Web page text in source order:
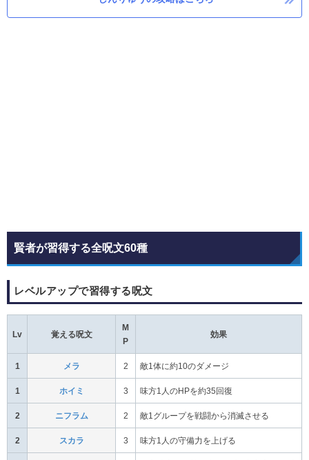
賢者が習得する全呪文60種
レベルアップで習得する呪文
Lv 覚える呪文
M
P
効果
1 メラ 2 敵1体に約10のダメージ
1 ホイミ 3 味方1人のHPを約35回復
2 ニフラム 2 敵1グループを戦闘から消滅させる
2 スカラ 3 味方1人の守備力を上げる